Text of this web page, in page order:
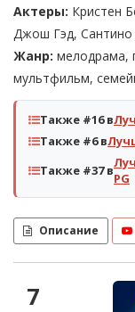
Актеры: Кристен
Джош Гэд,
Жанр: мелодрама,
мультфильм,
Также #16 в
Также #6 в
Также #37 вPG
Описание
7